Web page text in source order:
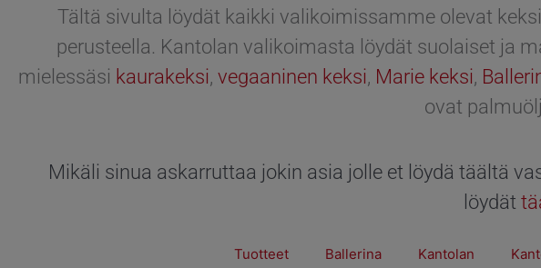
Tältä sivulta löydät kaikki valikoimissamme olevat
perusteella. Kantolan valikoimasta löydät suolaiset ja
mielessäsi kaurakeksi, vegaaninen keksi, Marie keksi,
ovat
Mikäli sinua askarruttaa jokin asia jolle et löydä täältä
löydät
Tuotteet Ballerina Kantolan